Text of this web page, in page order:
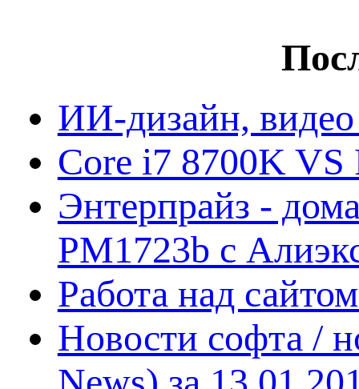
ИИ-дизайн,
Core i7 8700K VS
Энтерпрайз -
PM1723b с
Работа над
Новости софта /